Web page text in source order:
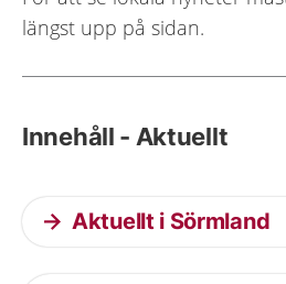
längst upp på sidan.
Innehåll - Aktuellt
Aktuellt i Sörmland